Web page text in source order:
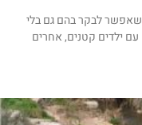
שאפשר לבקר בהם גם בלי
ילדים קטנים, אחרים